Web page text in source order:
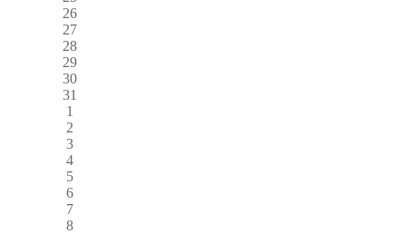
26
27
28
29
30
31
1
2
3
4
5
6
7
8